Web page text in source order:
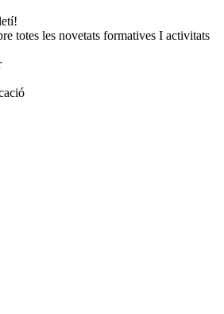
totes les novetats formatives I activitats